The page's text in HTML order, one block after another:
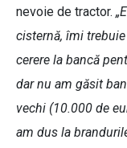
nevoie de tractor.
cisternă, îmi
cerere la bancă
dar nu am găsit
vechi (10.000 de
am dus la